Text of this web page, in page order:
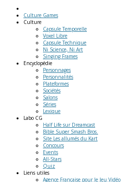
Culture Games
Culture
Capsule Temporelle
Voxel Libre
Capsule Technique
Ni Science, Ni Art
Singing Frames
Encyclopédie
Personnages
Personnalités
Plateformes
Sociétés
Salons
Séries
Lexique
Labo CG
Half Life sur Dreamcast
Bible Super Smash Bros.
Site Les allumés du Kart
Concours
Events
All-Stars
Quiz
Liens utiles
Agence Française pour le Jeu Vidéo